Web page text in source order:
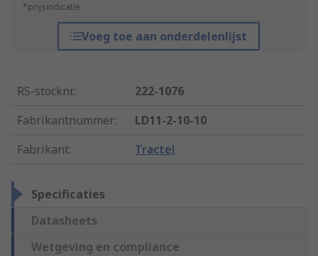
*prijsindicatie
Voeg toe aan onderdelenlijst
RS-stocknr.:
222-1076
Fabrikantnummer:
LD11-2-10-10
Fabrikant: Tractel
Specificaties
Datasheets
Wetgeving en compliance